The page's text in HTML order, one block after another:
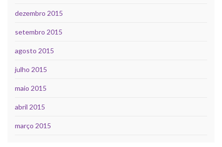
dezembro 2015
setembro 2015
agosto 2015
julho 2015
maio 2015
abril 2015
março 2015